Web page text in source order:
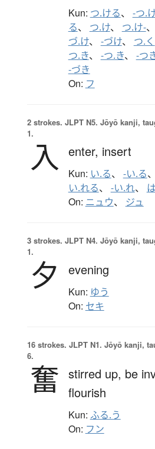
Kun: つ.ける、 -つ.
る、 つ.け、 つ.け-、
づ.け、 -づけ、 つ.く
つ.き、 -つ.き、 -つ
-づき
On: フ
2 strokes. JLPT N5. Jōyō kanji,
1.
入 enter, insert
Kun: い.る、 -い.る、
い.れる、 -い.れ、
On: ニュウ、 ジュ
3 strokes. JLPT N4. Jōyō kanji,
1.
夕 evening
Kun: ゆう
On: セキ
16 strokes. JLPT N1. Jōyō kanji,
6.
奮 stirred up, be
flourish
Kun: ふる.う
On: フン